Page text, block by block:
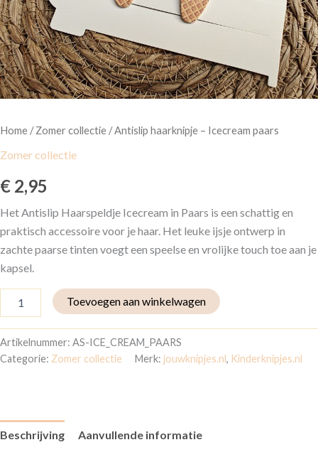
Home /Zomer collectie / Antislip haarknipje – Icecream paars
Zomer collectie
€ 2,95
Het Antislip Haarspeldje Icecream in Paars is een schattig en
praktisch accessoire voor je haar. Het leuke ijsje ontwerp in
zachte paarse tinten voegt een speelse en vrolijke touch toe aan je
kapsel.
Toevoegen aan winkelwagen
Artikelnummer: AS-ICE_CREAM_PAARS
Categorie: Zomer collectie Merk: jouwknipjes.nl, Kinderknipjes.nl
Beschrijving Aanvullende informatie